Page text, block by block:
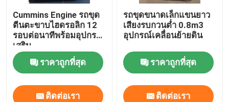
Cummins Engine รถขุด
ตีนตะขาบไฮดรอลิก 12
รอบต่อนาทีพร้อมอุปกรณ์
เสริม
ราคาถูกที่สุด
ติดต่อเรา
รถขุดขนาดเล็กแขนยาว
เสียงรบกวนต่ำ 0.8m3
อุปกรณ์เคลื่อนย้ายดิน
ราคาถูกที่สุด
ติดต่อเรา